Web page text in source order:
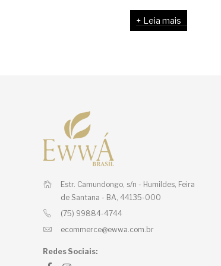
Leia mais
Estr. Camundongo, s/n - Humildes, Feira
de Santana - BA, 44135-000
(75) 99884-4744
ecommerce@ewwa.com.br
Redes Sociais: